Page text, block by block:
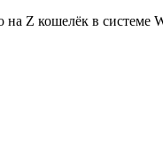
Z кошелёк в системе